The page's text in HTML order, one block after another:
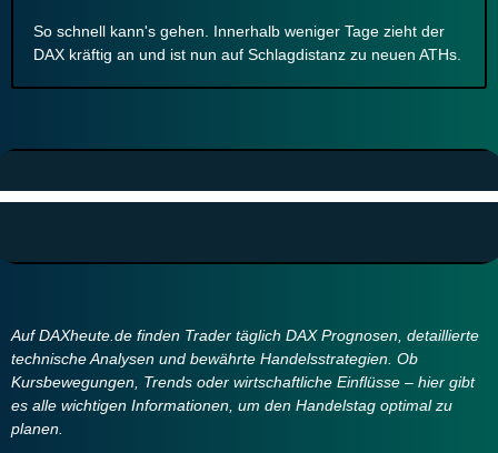
So schnell kann's gehen. Innerhalb weniger Tage zieht der
DAX kräftig an und ist nun auf Schlagdistanz zu neuen ATHs.
Auf DAXheute.de finden Trader täglich DAX Prognosen, detaillierte
technische Analysen und bewährte Handelsstrategien. Ob
Kursbewegungen, Trends oder wirtschaftliche Einflüsse – hier gibt
es alle wichtigen Informationen, um den Handelstag optimal zu
planen.